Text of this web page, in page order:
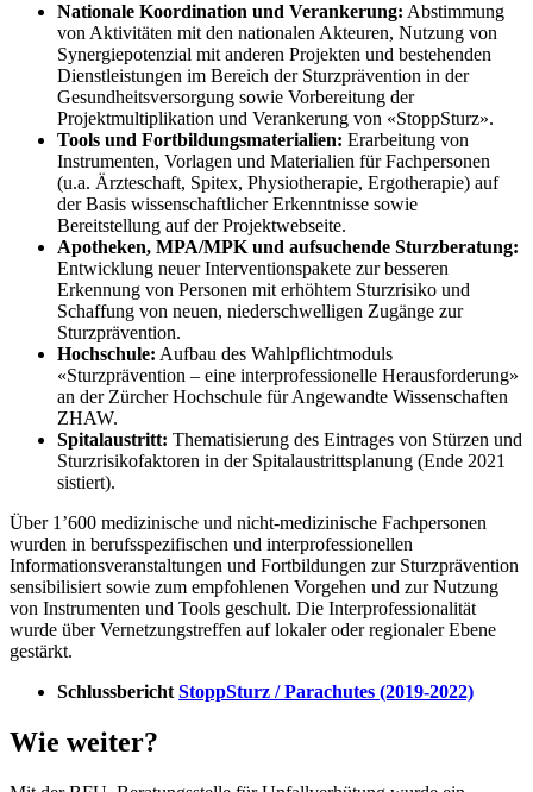
Nationale Koordination und Verankerung: Abstimmung
von Aktivitäten mit den nationalen Akteuren, Nutzung von
Synergiepotenzial mit anderen Projekten und bestehenden
Dienstleistungen im Bereich der Sturzprävention in der
Gesundheitsversorgung sowie Vorbereitung der
Projektmultiplikation und Verankerung von «StoppSturz».
Tools und Fortbildungsmaterialien: Erarbeitung von
Instrumenten, Vorlagen und Materialien für Fachpersonen
(u.a. Ärzteschaft, Spitex, Physiotherapie, Ergotherapie) auf
der Basis wissenschaftlicher Erkenntnisse sowie
Bereitstellung auf der Projektwebseite.
Apotheken, MPA/MPK und aufsuchende Sturzberatung:
Entwicklung neuer Interventionspakete zur besseren
Erkennung von Personen mit erhöhtem Sturzrisiko und
Schaffung von neuen, niederschwelligen Zugänge zur
Sturzprävention.
Hochschule: Aufbau des Wahlpflichtmoduls
«Sturzprävention – eine interprofessionelle Herausforderung»
an der Zürcher Hochschule für Angewandte Wissenschaften
ZHAW.
Spitalaustritt: Thematisierung des Eintrages von Stürzen und
Sturzrisikofaktoren in der Spitalaustrittsplanung (Ende 2021
sistiert).
Über 1’600 medizinische und nicht-medizinische Fachpersonen
wurden in berufsspezifischen und interprofessionellen
Informationsveranstaltungen und Fortbildungen zur Sturzprävention
sensibilisiert sowie zum empfohlenen Vorgehen und zur Nutzung
von Instrumenten und Tools geschult. Die Interprofessionalität
wurde über Vernetzungstreffen auf lokaler oder regionaler Ebene
gestärkt.
Schlussbericht StoppSturz / Parachutes (2019-2022)
Wie weiter?